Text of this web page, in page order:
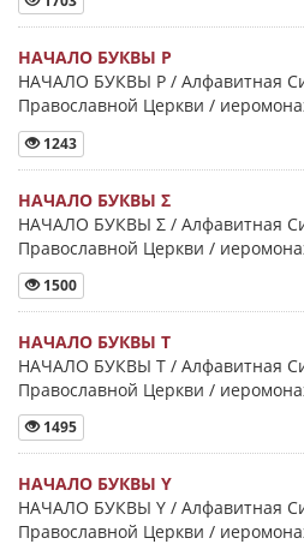
НАЧАЛО БУКВЫ Ρ
НАЧАЛО БУКВЫ Ρ / Алфавитная
Православной Церкви /
1243
НАЧАЛО БУКВЫ Σ
НАЧАЛО БУКВЫ Σ / Алфавитная
Православной Церкви /
1500
НАЧАЛО БУКВЫ Τ
НАЧАЛО БУКВЫ Τ / Алфавитная
Православной Церкви /
1495
НАЧАЛО БУКВЫ Y
НАЧАЛО БУКВЫ Y / Алфавитная
Православной Церкви /